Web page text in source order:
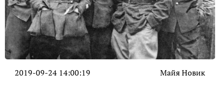
2019-09-24 14:00:19 Майя Новик